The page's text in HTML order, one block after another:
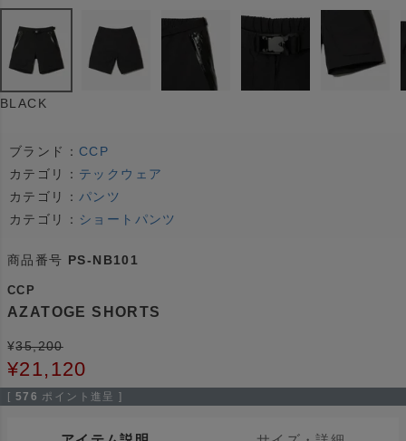
BLACK
ブランド： CCP
カテゴリ： テックウェア
カテゴリ： パンツ
カテゴリ： ショートパンツ
商品番号 PS-NB101
CCP
AZATOGE SHORTS
¥35,200
¥21,120
[ 576 ポイント進呈 ]